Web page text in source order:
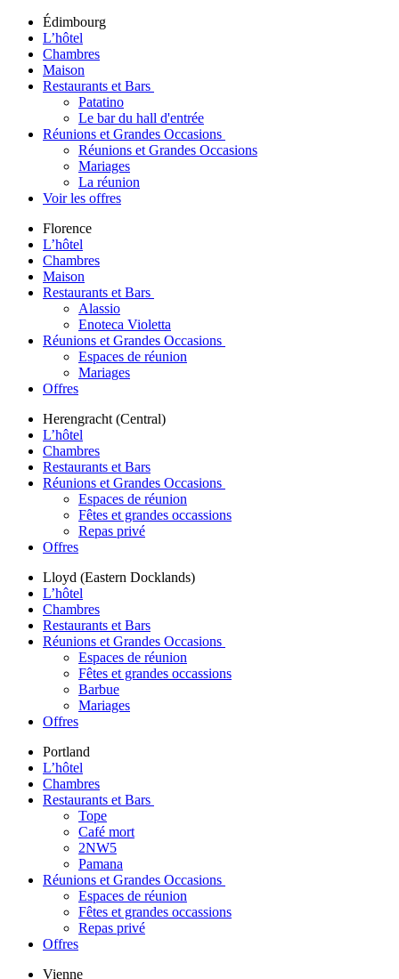
Édimbourg
L’hôtel
Chambres
Maison
Restaurants et Bars
Patatino
Le bar du hall d'entrée
Réunions et Grandes Occasions
Réunions et Grandes Occasions
Mariages
La réunion
Voir les offres
Florence
L’hôtel
Chambres
Maison
Restaurants et Bars
Alassio
Enoteca Violetta
Réunions et Grandes Occasions
Espaces de réunion
Mariages
Offres
Herengracht (Central)
L’hôtel
Chambres
Restaurants et Bars
Réunions et Grandes Occasions
Espaces de réunion
Fêtes et grandes occassions
Repas privé
Offres
Lloyd (Eastern Docklands)
L’hôtel
Chambres
Restaurants et Bars
Réunions et Grandes Occasions
Espaces de réunion
Fêtes et grandes occassions
Barbue
Mariages
Offres
Portland
L’hôtel
Chambres
Restaurants et Bars
Tope
Café mort
2NW5
Pamana
Réunions et Grandes Occasions
Espaces de réunion
Fêtes et grandes occassions
Repas privé
Offres
Vienne